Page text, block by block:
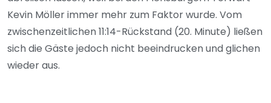
Kevin Möller immer mehr zum Faktor wurde. Vom
zwischenzeitlichen 11:14-Rückstand (20. Minute) ließen
sich die Gäste jedoch nicht beeindrucken und glichen
wieder aus.